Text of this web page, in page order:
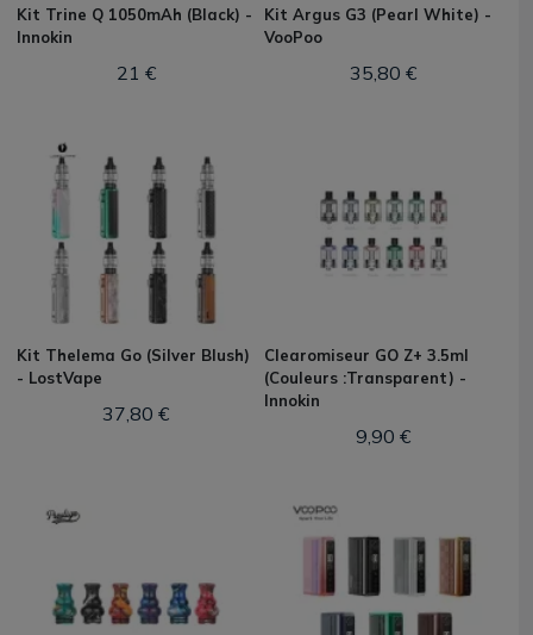
Kit Trine Q 1050mAh (Black) -
Innokin
21 €
Kit Argus G3 (Pearl White) -
VooPoo
35,80 €
Kit Thelema Go (Silver Blush)
- LostVape
37,80 €
Clearomiseur GO Z+ 3.5ml
(Couleurs :Transparent) -
Innokin
9,90 €